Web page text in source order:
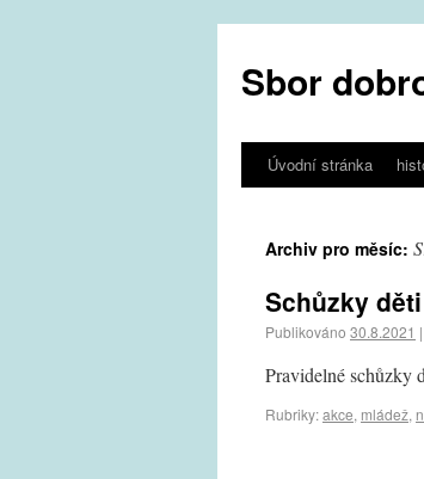
Sbor
Úvodní stránka
Archiv pro měsíc:
Schůzky
Publikováno 30.8.2021 |
Pravidelné schůzky
Rubriky:akce, mládež,